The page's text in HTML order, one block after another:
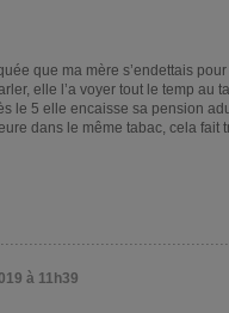
que ma mère s’endettais
elle l’a voyer tout le temp au
le 5 elle encaisse sa pension
dans le même tabac, cela fait
à 11h39